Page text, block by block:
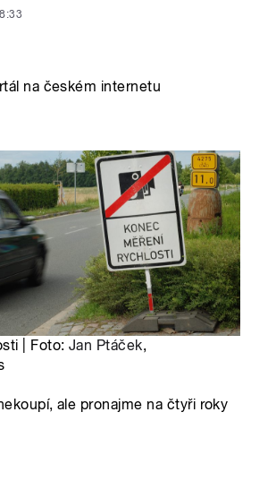
na českém internetu
| Foto: Jan Ptáček,
ale pronajme na čtyři roky